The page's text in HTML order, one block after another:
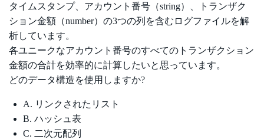
タイムスタンプ、アカウント番号（string）、トランザク
ション金額（number）の3つの列を含むログファイルを解
析しています。
各ユニークなアカウント番号のすべてのトランザクション
金額の合計を効率的に計算したいと思っています。
どのデータ構造を使用しますか?
A. リンクされたリスト
B. ハッシュ表
C. 二次元配列